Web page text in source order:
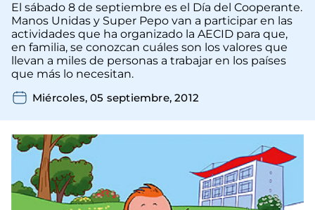
El sábado 8 de septiembre es el Día del Cooperante.
Manos Unidas y Super Pepo van a participar en las
actividades que ha organizado la AECID para que,
en familia, se conozcan cuáles son los valores que
llevan a miles de personas a trabajar en los países
que más lo necesitan.
Miércoles, 05 septiembre, 2012